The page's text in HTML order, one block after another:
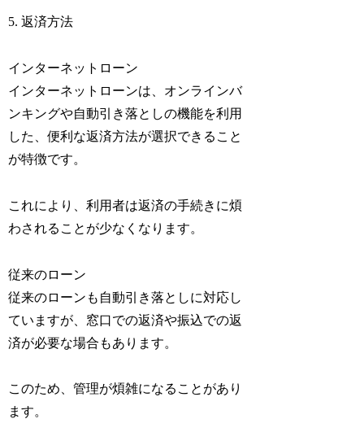
5. 返済方法
インターネットローン
インターネットローンは、オンラインバ
ンキングや自動引き落としの機能を利用
した、便利な返済方法が選択できること
が特徴です。
これにより、利用者は返済の手続きに煩
わされることが少なくなります。
従来のローン
従来のローンも自動引き落としに対応し
ていますが、窓口での返済や振込での返
済が必要な場合もあります。
このため、管理が煩雑になることがあり
ます。